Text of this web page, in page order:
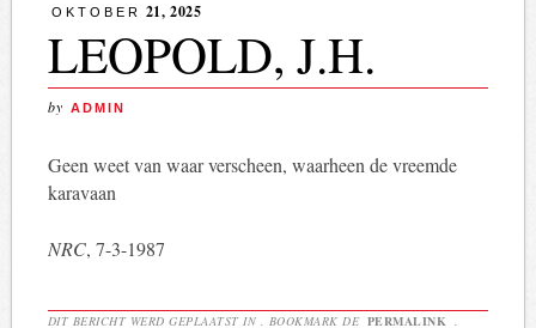
OKTOBER 21, 2025
LEOPOLD, J.H.
by ADMIN
Geen weet van waar verscheen, waarheen de vreemde
karavaan
NRC, 7-3-1987
DIT BERICHT WERD GEPLAATST IN . BOOKMARK DE PERMALINK